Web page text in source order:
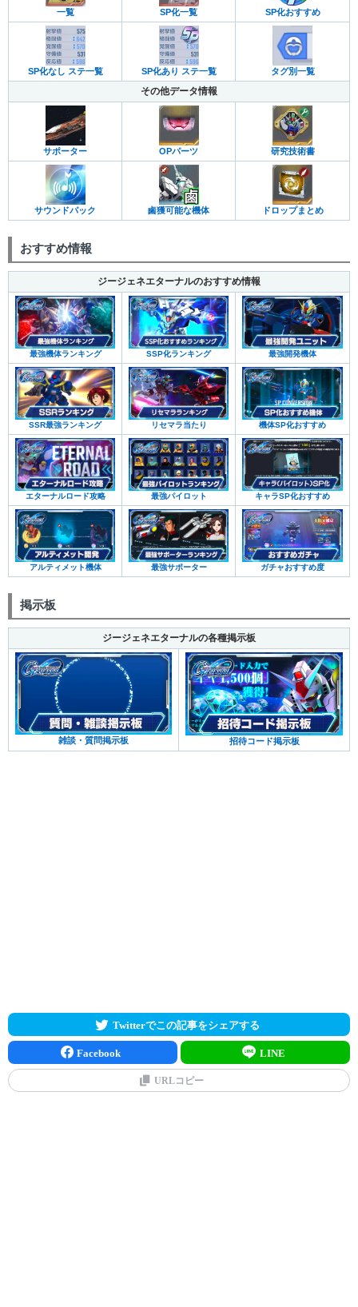
一覧 SP化一覧 SP化おすすめ
SP化なし ステ一覧 SP化あり ステ一覧 タグ別一覧
その他データ情報
サポーター OPパーツ 研究技術書
サウンドパック 鹵獲可能な機体 ドロップまとめ
おすすめ情報
ジージェネエターナルのおすすめ情報
最強機体ランキング SSP化ランキング 最強開発機体
SSR最強ランキング リセマラ当たり 機体SP化おすすめ
エターナルロード攻略 最強パイロット キャラSP化おすすめ
アルティメット機体 最強サポーター ガチャおすすめ度
掲示板
ジージェネエターナルの各種掲示板
雑談・質問掲示板 招待コード掲示板
Twitterでこの記事をシェアする
Facebook LINE
URLコピー